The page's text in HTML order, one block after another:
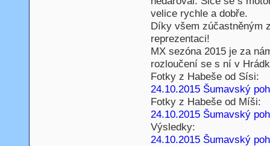
velice rychle a dobře.
Díky všem zúčastněným
reprezentaci!
MX sezóna 2015 je za
rozloučení se s ní v
Fotky z Habeše od Sísi:
24.10.2015 Šumavský
Fotky z Habeše od Míši:
24.10.2015 Šumavský
Výsledky:
24.10.2015 Šumavský